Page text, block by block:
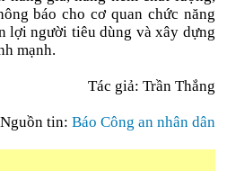
báo cho cơ quan chức năng
lợi người tiêu dùng và xây dựng
mạnh.
Tác giả: Trần Thắng
Nguồn tin: Báo Công an nhân dân